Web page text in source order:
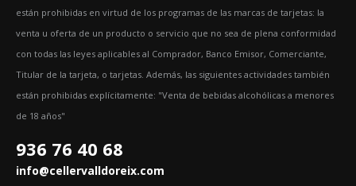
están prohibidas en virtud de los programas de las marcas de tarjetas: la
venta u oferta de un producto o servicio que no sea de plena conformidad
con todas las leyes aplicables al Comprador, Banco Emisor, Comerciante,
Titular de la tarjeta, o tarjetas. Además, las siguientes actividades también
están prohibidas explícitamente: "Venta de bebidas alcohólicas a menores
de 18 años"
936 76 40 68
info@cellervalldoreix.com